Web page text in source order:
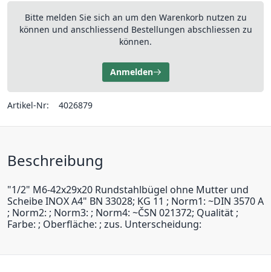
Bitte melden Sie sich an um den Warenkorb nutzen zu
können und anschliessend Bestellungen abschliessen zu
können.
Anmelden
Artikel-Nr: 4026879
Beschreibung
"1/2" M6-42x29x20 Rundstahlbügel ohne Mutter und
Scheibe INOX A4" BN 33028; KG 11 ; Norm1: ~DIN 3570 A
; Norm2: ; Norm3: ; Norm4: ~ČSN 021372; Qualität ;
Farbe: ; Oberfläche: ; zus. Unterscheidung: